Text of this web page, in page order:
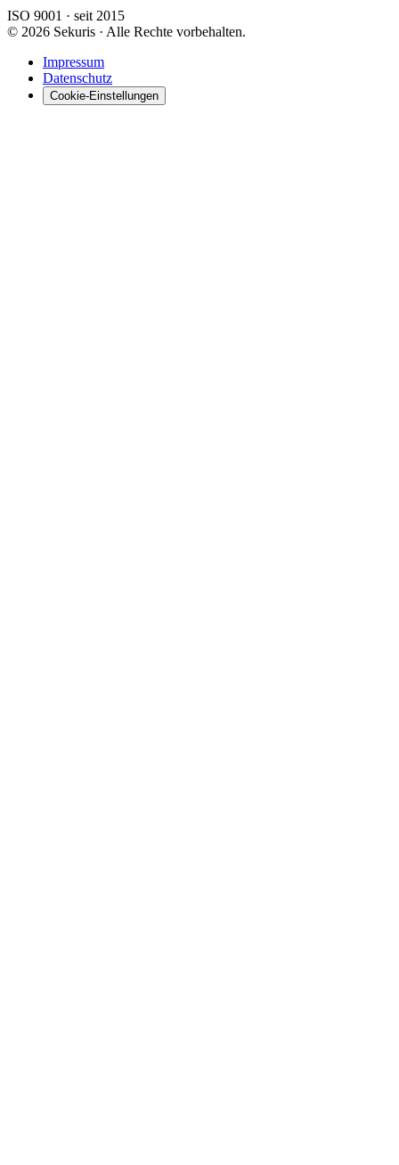
ISO 9001 · seit 2015
© 2026 Sekuris · Alle Rechte vorbehalten.
Impressum
Datenschutz
Cookie-Einstellungen